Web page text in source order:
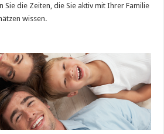
Sie die Zeiten, die Sie aktiv mit Ihrer Familie
wissen.